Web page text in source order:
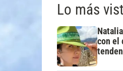
Lo más
con el